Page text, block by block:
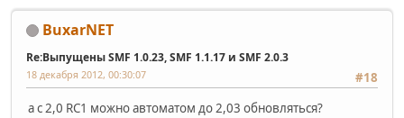
BuxarNET
Re:Выпущены SMF 1.0.23, SMF 1.1.17 и SMF 2.0.3
#18
18 декабря 2012, 00:30:07
а с 2,0 RC1 можно автоматом до 2,03 обновляться?